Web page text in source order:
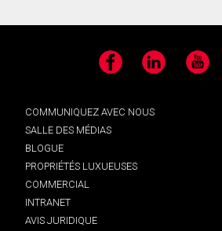
Facebook LinkedIn YouTube
COMMUNIQUEZ AVEC NOUS
SALLE DES MÉDIAS
BLOGUE
PROPRIÉTÉS LUXUEUSES
COMMERCIAL
INTRANET
AVIS JURIDIQUE